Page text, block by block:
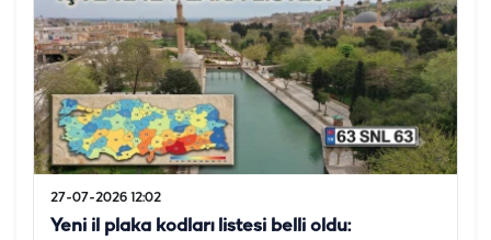
27-07-2026 12:02
Yeni il plaka kodları listesi belli oldu: